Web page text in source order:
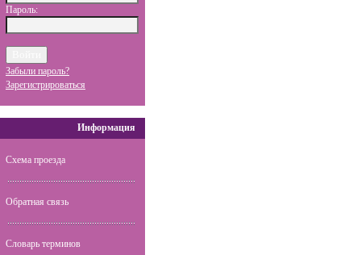
Пароль:
Забыли пароль?
Зарегистрироваться
Информация
Схема проезда
Обратная связь
Словарь терминов